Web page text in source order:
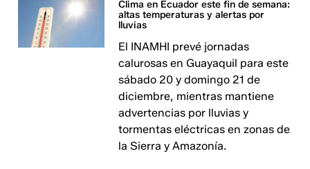
Clima en Ecuador este fin de semana:
altas temperaturas y alertas por
lluvias
El INAMHI prevé jornadas
calurosas en Guayaquil para este
sábado 20 y domingo 21 de
diciembre, mientras mantiene
advertencias por lluvias y
tormentas eléctricas en zonas de
la Sierra y Amazonía.